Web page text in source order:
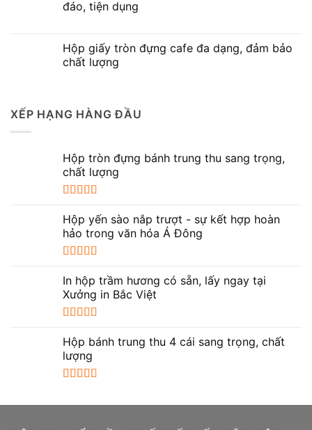
đáo, tiện dụng
Hộp giấy tròn đựng cafe đa dạng, đảm bảo
chất lượng
XẾP HẠNG HÀNG ĐẦU
Hộp tròn đựng bánh trung thu sang trọng,
chất lượng
hạng 5.005
sao
Hộp yến sào nắp trượt - sự kết hợp hoàn
hảo trong văn hóa Á Đông
hạng5.005
sao
In hộp trầm hương có sẵn, lấy ngay tại
Xưởng in Bắc Việt
hạng 5.005
sao
Hộp bánh trung thu 4 cái sang trọng, chất
lượng